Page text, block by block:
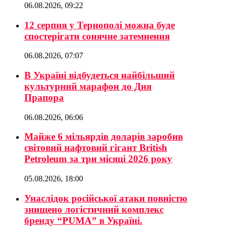
06.08.2026, 09:22
12 серпня у Тернополі можна буде
спостерігати сонячне затемнення
06.08.2026, 07:07
В Україні відбудеться найбільший
культурний марафон до Дня
Прапора
06.08.2026, 06:06
Майже 6 мільярдів доларів заробив
світовий нафтовий гігант British
Petroleum за три місяці 2026 року
05.08.2026, 18:00
Унаслідок російської атаки повністю
знищено логістичний комплекс
бренду “PUMA” в Україні.